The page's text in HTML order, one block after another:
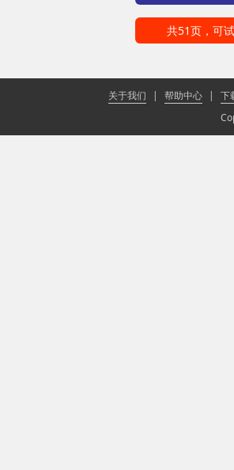
共51页，可
关于我们 | 帮助中心 |
下